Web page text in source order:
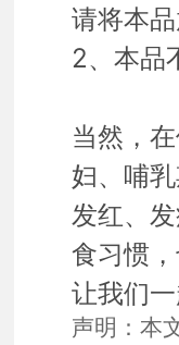
请将本
2、本品
当然，
妇、哺
发红、
食习惯
让我们
声明：本